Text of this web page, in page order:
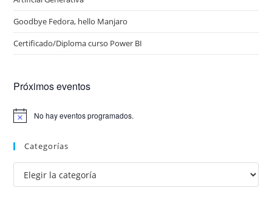
Goodbye Fedora, hello Manjaro
Certificado/Diploma curso Power BI
Próximos eventos
A
s
No hay eventos programados.
Categorías
Categorías